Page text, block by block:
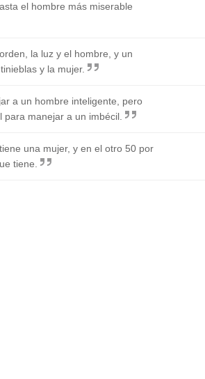
el hombre más miserable
la luz y el hombre, y un
y la mujer.
a un hombre inteligente, pero
manejar a un imbécil.
una mujer, y en el otro 50 por
tiene.